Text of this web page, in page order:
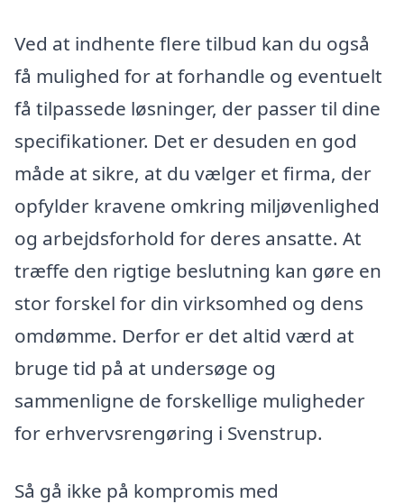
Ved at indhente flere tilbud kan du også
få mulighed for at forhandle og eventuelt
få tilpassede løsninger, der passer til dine
specifikationer. Det er desuden en god
måde at sikre, at du vælger et firma, der
opfylder kravene omkring miljøvenlighed
og arbejdsforhold for deres ansatte. At
træffe den rigtige beslutning kan gøre en
stor forskel for din virksomhed og dens
omdømme. Derfor er det altid værd at
bruge tid på at undersøge og
sammenligne de forskellige muligheder
for erhvervsrengøring i Svenstrup.
Så gå ikke på kompromis med